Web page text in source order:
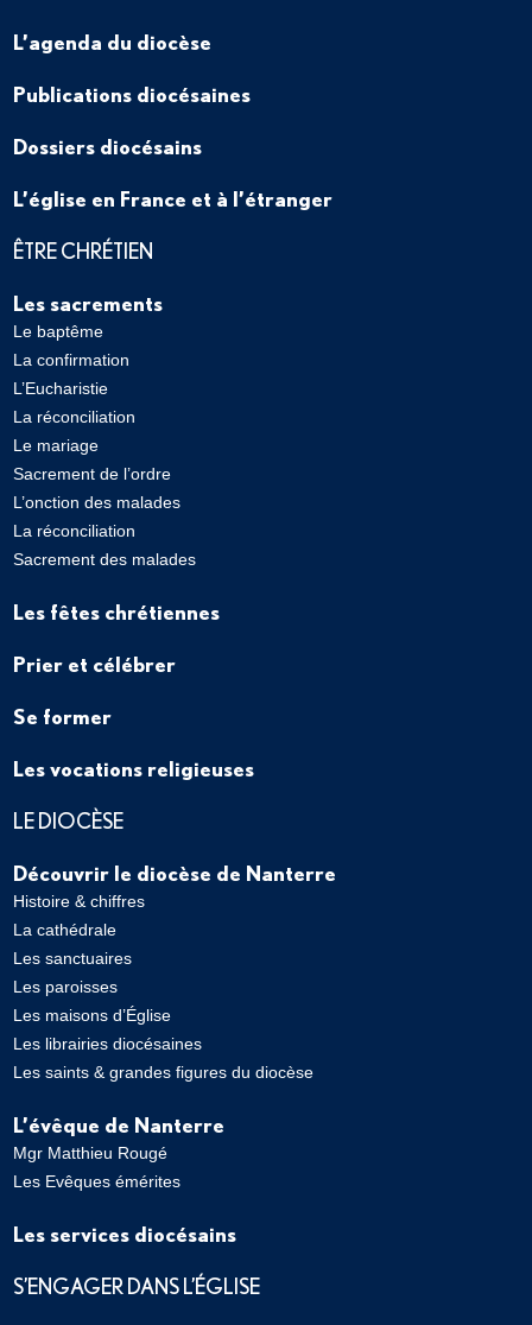
L’agenda du diocèse
Publications diocésaines
Dossiers diocésains
L’église en France et à l’étranger
ÊTRE CHRÉTIEN
Les sacrements
Le baptême
La confirmation
L’Eucharistie
La réconciliation
Le mariage
Sacrement de l’ordre
L’onction des malades
La réconciliation
Sacrement des malades
Les fêtes chrétiennes
Prier et célébrer
Se former
Les vocations religieuses
LE DIOCÈSE
Découvrir le diocèse de Nanterre
Histoire & chiffres
La cathédrale
Les sanctuaires
Les paroisses
Les maisons d’Église
Les librairies diocésaines
Les saints & grandes figures du diocèse
L’évêque de Nanterre
Mgr Matthieu Rougé
Les Evêques émérites
Les services diocésains
S’ENGAGER DANS L’ÉGLISE